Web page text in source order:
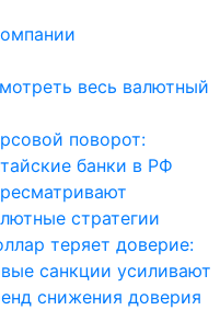
поворот:
банки в РФ
стратегии
теряет доверие:
санкции усиливают
снижения доверия